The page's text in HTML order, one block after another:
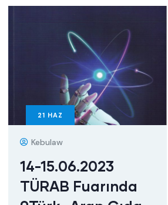
21 HAZ
Kebulaw
14-15.06.2023
TÜRAB Fuarında